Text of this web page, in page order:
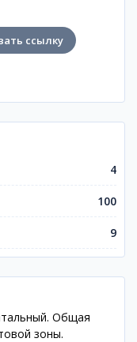
ссылку
4
100
9
Общая
зоны.